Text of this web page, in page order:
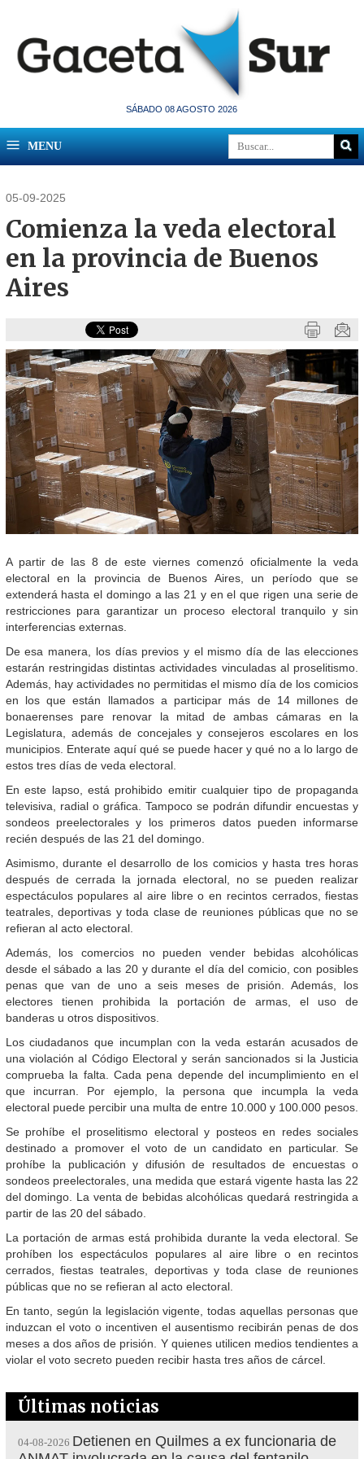
SÁBADO 08 AGOSTO 2026
MENU
05-09-2025
Comienza la veda electoral
en la provincia de Buenos
Aires
A partir de las 8 de este viernes comenzó oficialmente la veda
electoral en la provincia de Buenos Aires, un período que se
extenderá hasta el domingo a las 21 y en el que rigen una serie de
restricciones para garantizar un proceso electoral tranquilo y sin
interferencias externas.
De esa manera, los días previos y el mismo día de las elecciones
estarán restringidas distintas actividades vinculadas al proselitismo.
Además, hay actividades no permitidas el mismo día de los comicios
en los que están llamados a participar más de 14 millones de
bonaerenses pare renovar la mitad de ambas cámaras en la
Legislatura, además de concejales y consejeros escolares en los
municipios. Enterate aquí qué se puede hacer y qué no a lo largo de
estos tres días de veda electoral.
En este lapso, está prohibido emitir cualquier tipo de propaganda
televisiva, radial o gráfica. Tampoco se podrán difundir encuestas y
sondeos preelectorales y los primeros datos pueden informarse
recién después de las 21 del domingo.
Asimismo, durante el desarrollo de los comicios y hasta tres horas
después de cerrada la jornada electoral, no se pueden realizar
espectáculos populares al aire libre o en recintos cerrados, fiestas
teatrales, deportivas y toda clase de reuniones públicas que no se
refieran al acto electoral.
Además, los comercios no pueden vender bebidas alcohólicas
desde el sábado a las 20 y durante el día del comicio, con posibles
penas que van de uno a seis meses de prisión. Además, los
electores tienen prohibida la portación de armas, el uso de
banderas u otros dispositivos.
Los ciudadanos que incumplan con la veda estarán acusados de
una violación al Código Electoral y serán sancionados si la Justicia
comprueba la falta. Cada pena depende del incumplimiento en el
que incurran. Por ejemplo, la persona que incumpla la veda
electoral puede percibir una multa de entre 10.000 y 100.000 pesos.
Se prohíbe el proselitismo electoral y posteos en redes sociales
destinado a promover el voto de un candidato en particular. Se
prohíbe la publicación y difusión de resultados de encuestas o
sondeos preelectorales, una medida que estará vigente hasta las 22
del domingo. La venta de bebidas alcohólicas quedará restringida a
partir de las 20 del sábado.
La portación de armas está prohibida durante la veda electoral. Se
prohíben los espectáculos populares al aire libre o en recintos
cerrados, fiestas teatrales, deportivas y toda clase de reuniones
públicas que no se refieran al acto electoral.
En tanto, según la legislación vigente, todas aquellas personas que
induzcan el voto o incentiven el ausentismo recibirán penas de dos
meses a dos años de prisión. Y quienes utilicen medios tendientes a
violar el voto secreto pueden recibir hasta tres años de cárcel.
Últimas noticias
04-08-2026 Detienen en Quilmes a ex funcionaria de